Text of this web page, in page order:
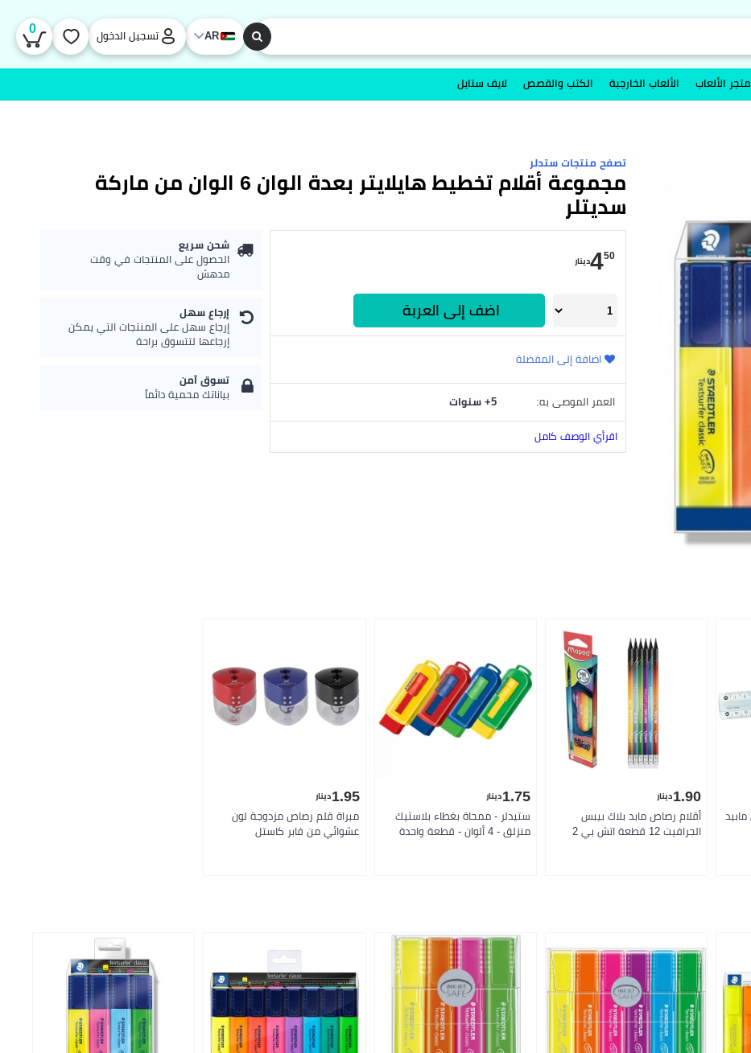
AR تسجيل الدخول
0
متجر الألعاب الألعاب الخارجبة الكتب والقصص لايف ستايل
تصفح منتجات ستدلر
مجموعة أقلام تخطيط هايلايتر بعدة الوان 6 الوان من ماركة
سديتلر
شحن سريع
الحصول على المنتجات في وقت
مدهش
إرجاع سهل
إرجاع سهل على المنتجات التي يمكن
إرجاعها لتتسوق براحة
تسوق آمن
بياناتك محمية دائماً
450 دينار
اضف إلى العربة
اضافة إلى المفضلة
العمر الموصى به: 5+ سنوات
اقرأي الوصف كامل
1.90دينار
أقلام رصاص مابد بلاك بيبس
الجرافيت 12 قطعة اتش بي 2
1.75دينار
ستيدلر - ممحاة بغطاء بلاستيك
منزلق - 4 ألوان - قطعة واحدة
1.95 دينار
مبراة قلم رصاص مزدوجة لون
عشوائي من فابر كاستل